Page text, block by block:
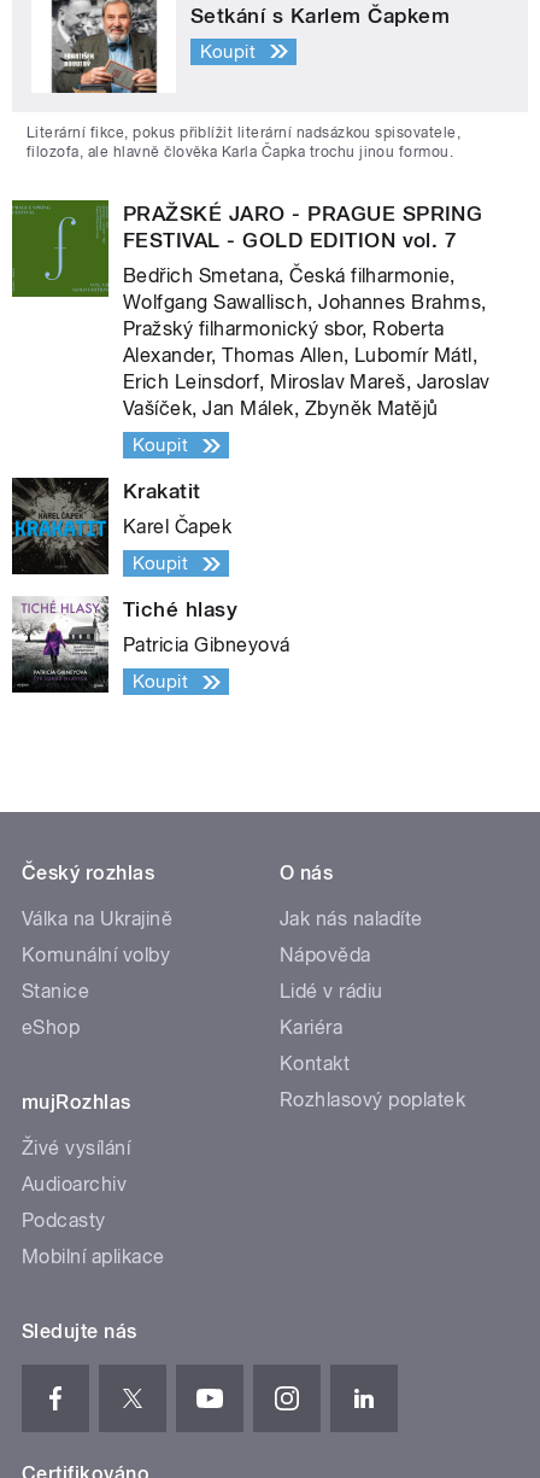
Setkání s Karlem Čapkem
Koupit
Literární fikce, pokus přiblížit literární nadsázkou spisovatele,
filozofa, ale hlavně člověka Karla Čapka trochu jinou formou.
PRAŽSKÉ JARO - PRAGUE SPRING
FESTIVAL - GOLD EDITION vol. 7
Bedřich Smetana, Česká filharmonie,
Wolfgang Sawallisch, Johannes Brahms,
Pražský filharmonický sbor, Roberta
Alexander, Thomas Allen, Lubomír Mátl,
Erich Leinsdorf, Miroslav Mareš, Jaroslav
Vašíček, Jan Málek, Zbyněk Matějů
Koupit
Krakatit
Karel Čapek
Koupit
Tiché hlasy
Patricia Gibneyová
Koupit
Český rozhlas
Válka na Ukrajině
Komunální volby
Stanice
eShop
mujRozhlas
Živé vysílání
Audioarchiv
Podcasty
Mobilní aplikace
O nás
Jak nás naladíte
Nápověda
Lidé v rádiu
Kariéra
Kontakt
Rozhlasový poplatek
Sledujte nás
Certifikováno